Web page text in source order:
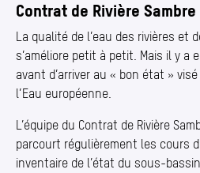
Contrat de Rivière
La qualité de l’eau des rivières et
s’améliore petit à petit. Mais il y a
avant d’arriver au « bon état »
l’Eau européenne.
L’équipe du Contrat de Rivière
parcourt régulièrement les cours
inventaire de l’état du sous-